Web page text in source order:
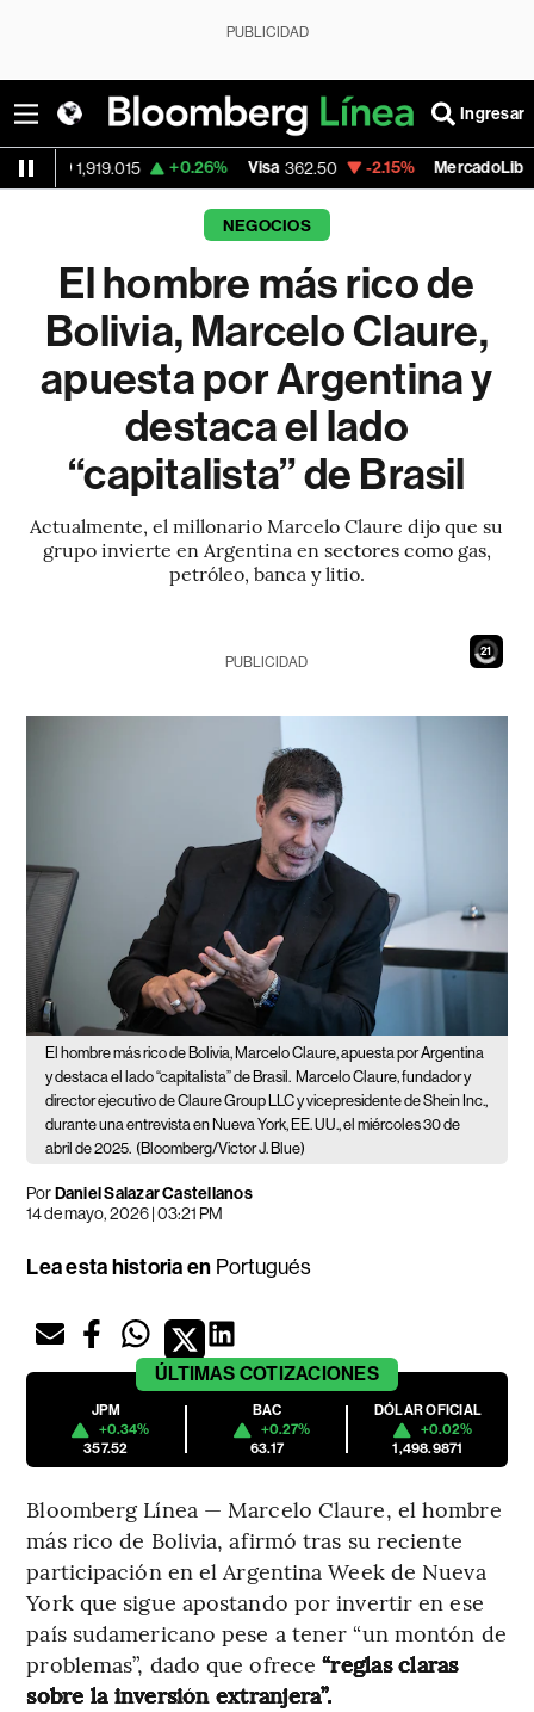
PUBLICIDAD
Ingresar
+0.26% Visa 362.50 -2.15% MercadoLibre 1,821.795
NEGOCIOS
El hombre más rico de
Bolivia, Marcelo Claure,
apuesta por Argentina y
destaca el lado
“capitalista” de Brasil
Actualmente, el millonario Marcelo Claure dijo que su
grupo invierte en Argentina en sectores como gas,
petróleo, banca y litio.
19
PUBLICIDAD
El hombre más rico de Bolivia, Marcelo Claure, apuesta por Argentina
y destaca el lado “capitalista” de Brasil. Marcelo Claure, fundador y
director ejecutivo de Claure Group LLC y vicepresidente de Shein Inc.,
durante una entrevista en Nueva York, EE. UU., el miércoles 30 de
abril de 2025. (Bloomberg/Victor J. Blue)
PorDaniel Salazar Castellanos
14 de mayo, 2026 | 03:21 PM
Lea esta historia en Portugués
ÚLTIMAS COTIZACIONES
JPM
+0.34%
357.52
BAC
+0.27%
63.17
DÓLAR OFICIAL
+0.02%
1,498.9871
Bloomberg Línea — Marcelo Claure, el hombre
más rico de Bolivia, afirmó tras su reciente
participación en el Argentina Week de Nueva
York que sigue apostando por invertir en ese
país sudamericano pese a tener “un montón de
problemas”, dado que ofrece“reglas claras
sobre la inversión extranjera”.